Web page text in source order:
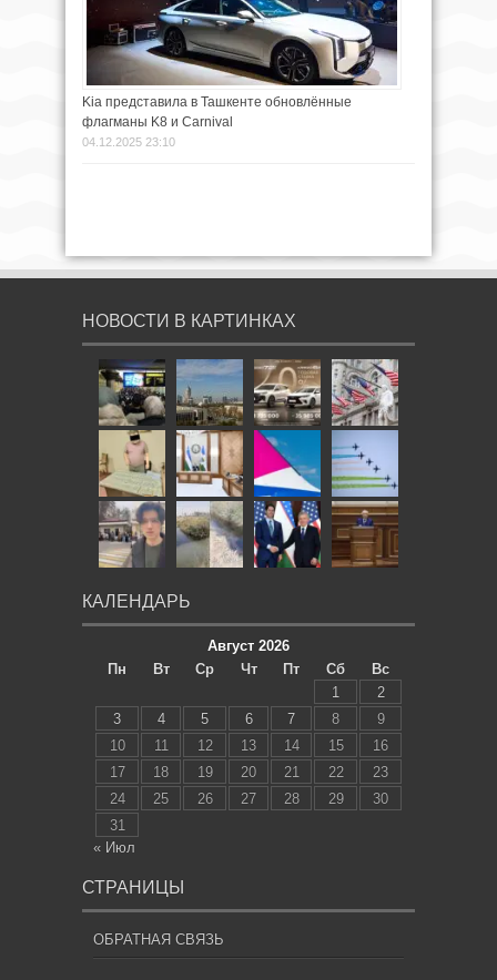
Kia представила в Ташкенте обновлённые
флагманы K8 и Carnival
04.12.2025 23:10
НОВОСТИ В КАРТИНКАХ
КАЛЕНДАРЬ
Август 2026
Пн
Вт Ср Чт Пт Сб
Вс
1
2
3
4 5 6 7 8
9
10
11 12 13 14 15
16
17
18 19 20 21 22
23
24
25 26 27 28 29
30
31
« Июл
СТРАНИЦЫ
ОБРАТНАЯ СВЯЗЬ